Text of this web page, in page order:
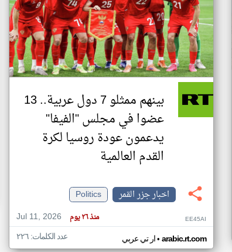
بينهم ممثلو 7 دول عربية.. 13
عضوا في مجلس "الفيفا"
يدعمون عودة روسيا لكرة
القدم العالمية
اخبار جزر القمر
Politics
Jul 11, 2026
منذ ٢٦ يوم EE45AI
ار تي عربي• arabic.rt.com عدد الكلمات: ٢٢٦